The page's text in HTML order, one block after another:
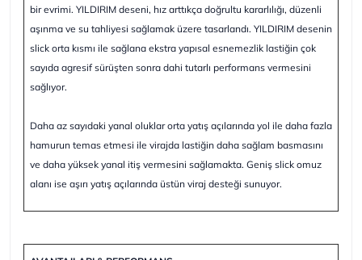
bir evrimi. YILDIRIM deseni, hız arttıkça doğrultu kararlılığı, düzenli
aşınma ve su tahliyesi sağlamak üzere tasarlandı. YILDIRIM desenin
slick orta kısmı ile sağlana ekstra yapısal esnemezlik lastiğin çok
sayıda agresif sürüşten sonra dahi tutarlı performans vermesini
sağlıyor.
Daha az sayıdaki yanal oluklar orta yatış açılarında yol ile daha fazla
hamurun temas etmesi ile virajda lastiğin daha sağlam basmasını
ve daha yüksek yanal itiş vermesini sağlamakta. Geniş slick omuz
alanı ise aşırı yatış açılarında üstün viraj desteği sunuyor.